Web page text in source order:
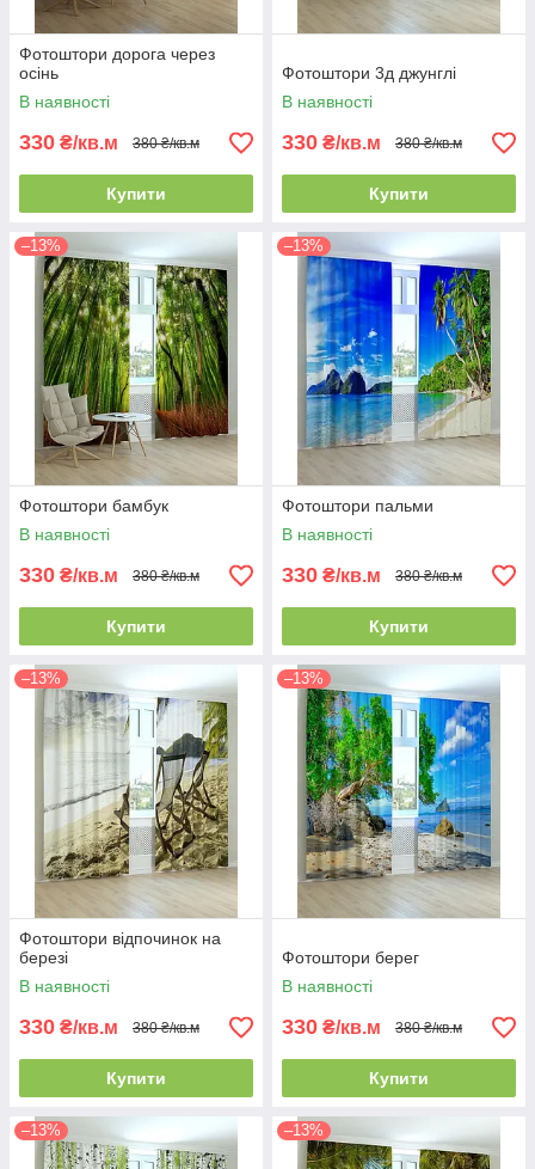
Фотоштори дорога через
осінь
В наявності
330 ₴/кв.м 380 ₴/кв.м
Купити
Фотоштори 3д джунглі
В наявності
330 ₴/кв.м 380 ₴/кв.м
Купити
–13%
Фотоштори бамбук
В наявності
330 ₴/кв.м 380 ₴/кв.м
Купити
–13%
Фотоштори пальми
В наявності
330 ₴/кв.м 380 ₴/кв.м
Купити
–13%
Фотоштори відпочинок на
березі
В наявності
330 ₴/кв.м 380 ₴/кв.м
Купити
–13%
Фотоштори берег
В наявності
330 ₴/кв.м 380 ₴/кв.м
Купити
–13% –13%